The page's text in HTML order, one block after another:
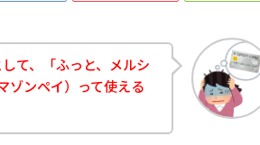
て、「ふっと、メルシ
ゾンペイ）って使える